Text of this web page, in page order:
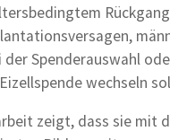
Spenderauswahl
wechseln
zeigt, dass sie